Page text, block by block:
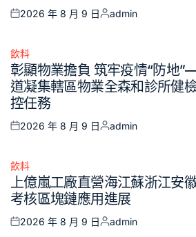
Posted
2026 年 8 月 9 日
Posted
admin
Posted
in
飲料
彰顯物業擔負 筑牢疫情“防地
道凝集轄區物業全森和診所健
控任務
Posted
2026 年 8 月 9 日
Posted
admin
Posted
in
飲料
上億嵐工廠直營海江蘇浙江安
考核區塊鏈應用進展
Posted
2026 年 8 月 9 日
Posted
admin